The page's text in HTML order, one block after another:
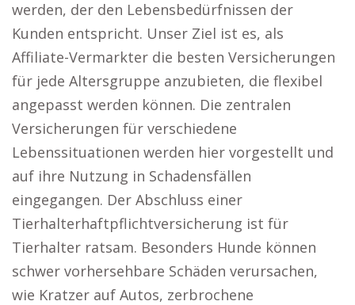
werden, der den Lebensbedürfnissen der
Kunden entspricht. Unser Ziel ist es, als
Affiliate-Vermarkter die besten Versicherungen
für jede Altersgruppe anzubieten, die flexibel
angepasst werden können. Die zentralen
Versicherungen für verschiedene
Lebenssituationen werden hier vorgestellt und
auf ihre Nutzung in Schadensfällen
eingegangen. Der Abschluss einer
Tierhalterhaftpflichtversicherung ist für
Tierhalter ratsam. Besonders Hunde können
schwer vorhersehbare Schäden verursachen,
wie Kratzer auf Autos, zerbrochene